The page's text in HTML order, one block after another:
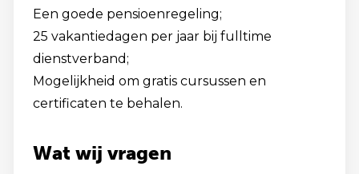
Een goede pensioenregeling;
25 vakantiedagen per jaar bij fulltime
dienstverband;
Mogelijkheid om gratis cursussen en
certificaten te behalen.
Wat wij vragen